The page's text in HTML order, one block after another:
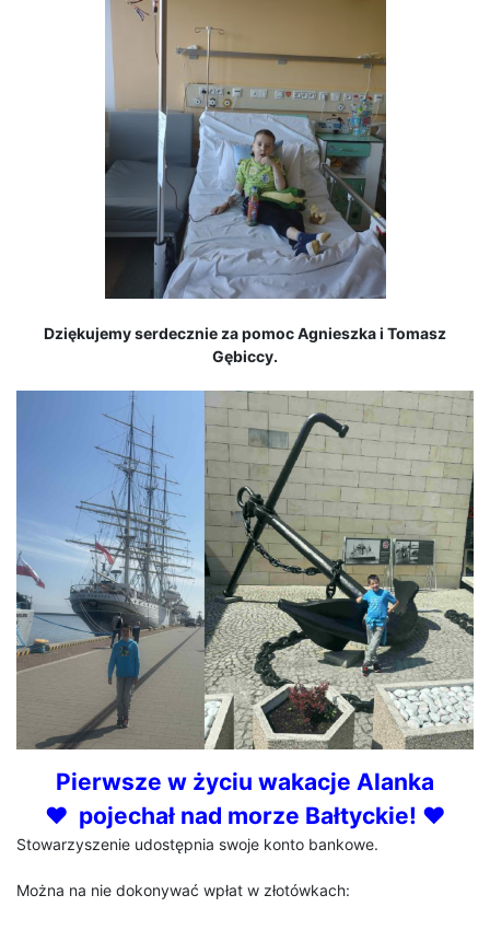
Dziękujemy serdecznie za pomoc Agnieszka i Tomasz
Gębiccy.
Pierwsze w życiu wakacje Alanka
♥ pojechał nad morze Bałtyckie! ♥
Stowarzyszenie udostępnia swoje konto bankowe.
Można na nie dokonywać wpłat w złotówkach: